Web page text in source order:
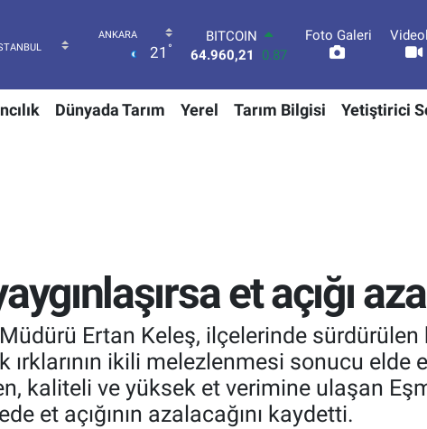
21 °
DOLAR
47,7436
0.18
55,2510 0.32
STERLİN
Foto Galeri
Dünyada Tarım Yerel Tarım Bilgisi Yetiştirici
et açığı
Ertan Keleş, ilçelerinde sürdürülen
ırklarının ikili melezlenmesi sonucu elde
kaliteli ve yüksek et verimine ulaşan
et açığının azalacağını kaydetti.